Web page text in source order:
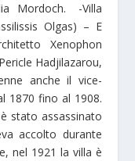
Mordoch. -Villa
Olgas) – E
Xenophon
Hadjilazarou,
anche il vice-
1870 fino al 1908.
stato assassinato
accolto durante
nel 1921 la villa è